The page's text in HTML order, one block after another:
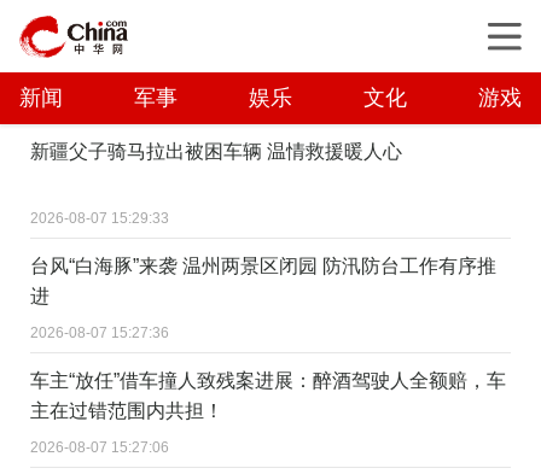
新闻 军事 娱乐 文化 游戏
新疆父子骑马拉出被困车辆 温情救援暖人心
2026-08-07 15:29:33
台风“白海豚”来袭 温州两景区闭园 防汛防台工作有序推
进
2026-08-07 15:27:36
车主“放任”借车撞人致残案进展：醉酒驾驶人全额赔，车
主在过错范围内共担！
2026-08-07 15:27:06